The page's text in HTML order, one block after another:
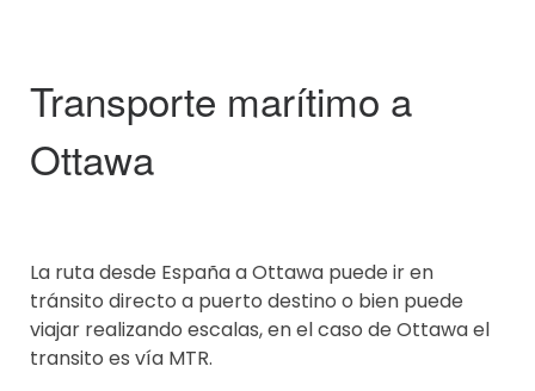
Transporte marítimo a
Ottawa
La ruta desde España a Ottawa puede ir en
tránsito directo a puerto destino o bien puede
viajar realizando escalas, en el caso de Ottawa el
transito es vía MTR.